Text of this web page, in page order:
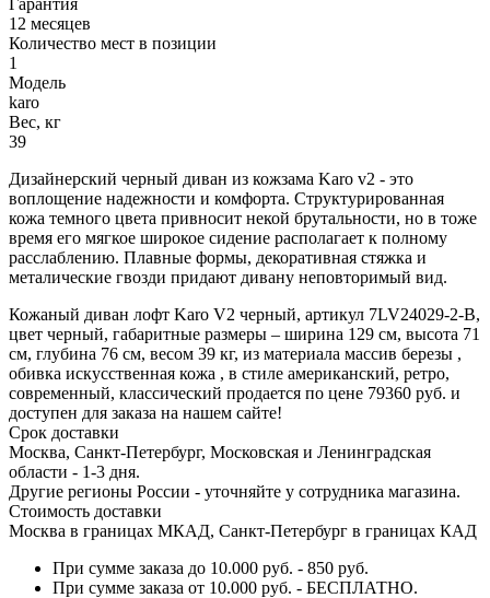
12 месяцев
Количество мест в позиции
1
Модель
karo
Вес, кг
39
Дизайнерский черный диван из кожзама Karo v2 - это
воплощение надежности и комфорта. Структурированная
кожа темного цвета привносит некой брутальности, но в тоже
время его мягкое широкое сидение располагает к полному
расслаблению. Плавные формы, декоративная стяжка и
металические гвозди придают дивану неповторимый вид.
Кожаный диван лофт Karo V2 черный, артикул 7LV24029-2-B,
цвет черный, габаритные размеры – ширина 129 см, высота 71
см, глубина 76 см, весом 39 кг, из материала массив березы ,
обивка искусственная кожа , в стиле американский, ретро,
современный, классический продается по цене 79360 руб. и
доступен для заказа на нашем сайте!
Срок доставки
Москва, Санкт-Петербург, Московская и Ленинградская
области - 1-3 дня.
Другие регионы России - уточняйте у сотрудника магазина.
Стоимость доставки
Москва в границах МКАД, Санкт-Петербург в границах КАД
При сумме заказа до 10.000 руб. - 850 руб.
При сумме заказа от 10.000 руб. - БЕСПЛАТНО.